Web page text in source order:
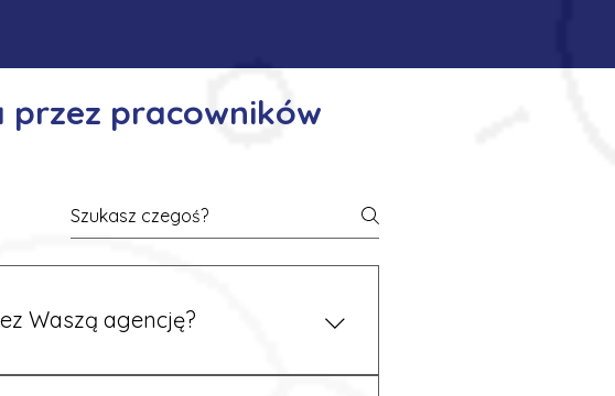
przez pracowników
Waszą agencję?
skontaktować się z nami telefonicznie.